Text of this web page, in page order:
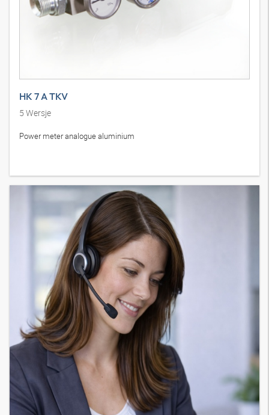
HK 7 A TKV
5 Wersje
Power meter analogue aluminium